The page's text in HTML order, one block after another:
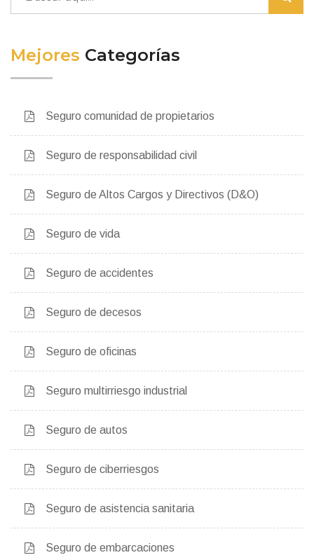
Mejores Categorías
Seguro comunidad de propietarios
Seguro de responsabilidad civil
Seguro de Altos Cargos y Directivos (D&O)
Seguro de vida
Seguro de accidentes
Seguro de decesos
Seguro de oficinas
Seguro multirriesgo industrial
Seguro de autos
Seguro de ciberriesgos
Seguro de asistencia sanitaria
Seguro de embarcaciones